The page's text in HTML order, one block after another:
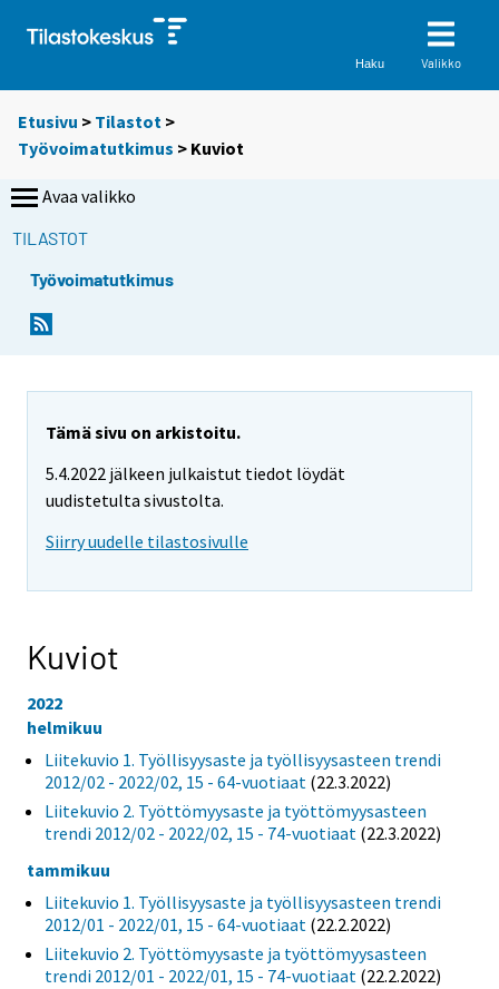
Haku Valikko
Etusivu > Tilastot >
Työvoimatutkimus > Kuviot
Avaa valikko
TILASTOT
Työvoimatutkimus
Tämä sivu on arkistoitu.
5.4.2022 jälkeen julkaistut tiedot löydät
uudistetulta sivustolta.
Siirry uudelle tilastosivulle
Kuviot
2022
helmikuu
Liitekuvio 1. Työllisyysaste ja työllisyysasteen trendi
2012/02 - 2022/02, 15 - 64-vuotiaat (22.3.2022)
Liitekuvio 2. Työttömyysaste ja työttömyysasteen
trendi 2012/02 - 2022/02, 15 - 74-vuotiaat (22.3.2022)
tammikuu
Liitekuvio 1. Työllisyysaste ja työllisyysasteen trendi
2012/01 - 2022/01, 15 - 64-vuotiaat (22.2.2022)
Liitekuvio 2. Työttömyysaste ja työttömyysasteen
trendi 2012/01 - 2022/01, 15 - 74-vuotiaat (22.2.2022)